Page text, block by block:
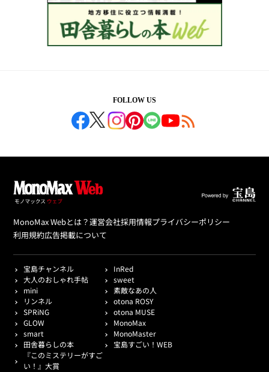
FOLLOW US
MonoMax Webとは？運営会社採用情報プライバシーポリシー
利用規約広告掲載について
宝島チャンネル
InRed
大人のおしゃれ手帖
sweet
mini
素敵なあの人
リンネル
otona ROSY
SPRiNG
otona MUSE
GLOW
MonoMax
smart
MonoMaster
田舎暮らしの本
宝島すごい！WEB
『このミステリーがすご
い！』大賞